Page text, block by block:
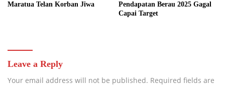
Maratua Telan Korban Jiwa
Pendapatan Berau 2025 Gagal
Capai Target
Leave a Reply
Your email address will not be published. Required fields are